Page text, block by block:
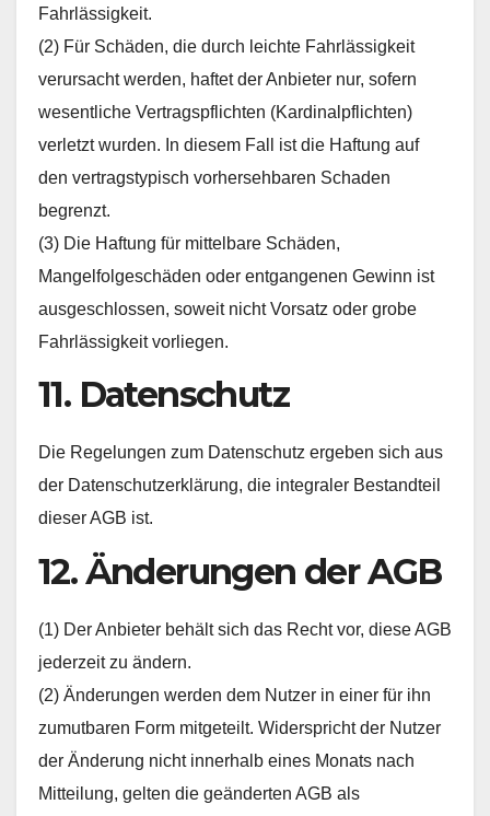
Fahrlässigkeit.
(2) Für Schäden, die durch leichte Fahrlässigkeit
verursacht werden, haftet der Anbieter nur, sofern
wesentliche Vertragspflichten (Kardinalpflichten)
verletzt wurden. In diesem Fall ist die Haftung auf
den vertragstypisch vorhersehbaren Schaden
begrenzt.
(3) Die Haftung für mittelbare Schäden,
Mangelfolgeschäden oder entgangenen Gewinn ist
ausgeschlossen, soweit nicht Vorsatz oder grobe
Fahrlässigkeit vorliegen.
11. Datenschutz
Die Regelungen zum Datenschutz ergeben sich aus
der Datenschutzerklärung, die integraler Bestandteil
dieser AGB ist.
12. Änderungen der AGB
(1) Der Anbieter behält sich das Recht vor, diese AGB
jederzeit zu ändern.
(2) Änderungen werden dem Nutzer in einer für ihn
zumutbaren Form mitgeteilt. Widerspricht der Nutzer
der Änderung nicht innerhalb eines Monats nach
Mitteilung, gelten die geänderten AGB als